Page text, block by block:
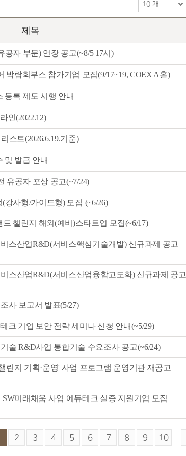
제목
자 부문) 연장 공고(~8/5 17시)
박람회부스 참가기업 모집(9/17~19, COEX A홀)
등록 제도 시행 안내
인(2022.12)
스트(2026.6.19.기준)
및 발급 안내
유공자 포상 공고(~7/24)
강사형/가이드형) 모집 (~6/26)
챌린지 해외(예비)스타트업 모집(~6/17)
스산업R&D(서비스핵심기술개발) 신규과제 공고
스산업R&D(서비스산업융합고도화) 신규과제 공고
사 보고서 발표(5/27)
크 기업 보안 전략 세미나 신청 안내(~5/29)
술 R&D사업 통합기술 수요조사 공고(~6/24)
린지 기획·운영' 사업 프로그램 운영기관 재공고
미래채움 사업 에듀테크 실증 지원기업 모집
2 3 4 5 6 7 8 9 10